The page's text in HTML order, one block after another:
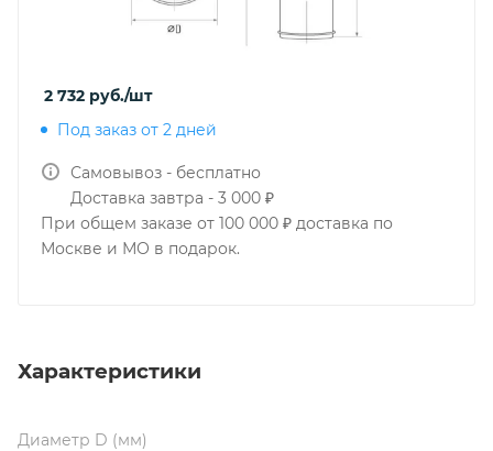
2 732 руб./шт
Под заказ от 2 дней
Самовывоз - бесплатно
Доставка завтра - 3 000 ₽
При общем заказе от 100 000 ₽ доставка по
Москве и МО в подарок.
Характеристики
Диаметр D (мм)